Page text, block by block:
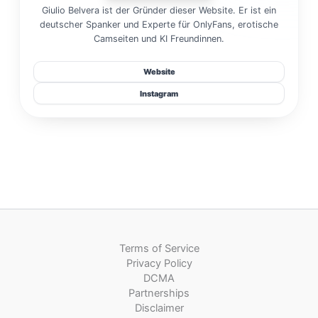
Giulio Belvera ist der Gründer dieser Website. Er ist ein
deutscher Spanker und Experte für OnlyFans, erotische
Camseiten und KI Freundinnen.
Website
Instagram
Terms of Service
Privacy Policy
DCMA
Partnerships
Disclaimer